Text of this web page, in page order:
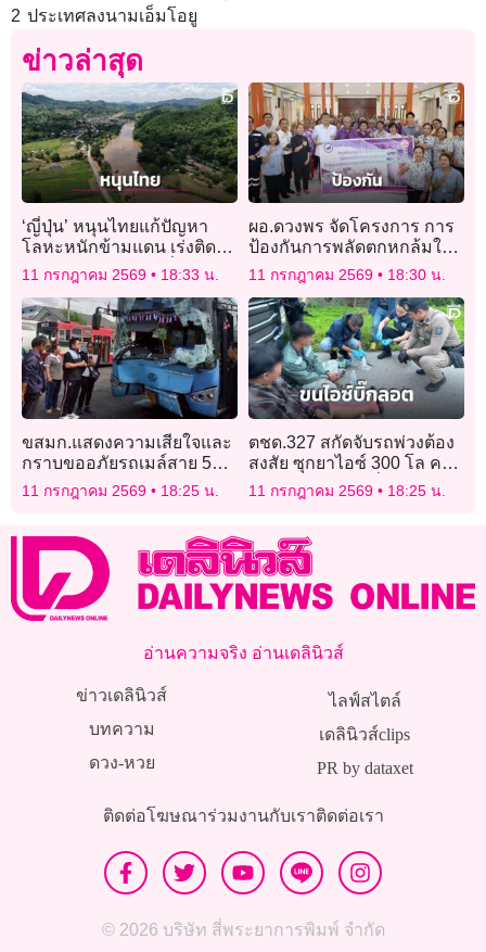
2 ประเทศลงนามเอ็มโอยู
ข่าวล่าสุด
‘ญี่ปุ่น’ หนุนไทยแก้ปัญหา
โลหะหนักข้ามแดน เร่งติดตั้ง
ระบบกำจัดสารหนูเพื่อความ
ปลอดภัยของประชาชน
11 กรกฎาคม 2569 18:33 น.
ผอ.ดวงพร จัดโครงการ การ
ป้องกันการพลัดตกหกล้มในผู้
สูงอายุและการดูแลผู้ป่วย
สะโพกหักแบบไร้รอยต่อ
11 กรกฎาคม 2569 18:30 น.
ขสมก.แสดงความเสียใจและ
กราบขออภัยรถเมล์สาย 514
(1-54) คันเร่งค้างชนต้นไม้
เจ็บ 10 ราย
11 กรกฎาคม 2569 18:25 น.
ตชด.327 สกัดจับรถพ่วงต้อง
สงสัย ซุกยาไอซ์ 300 โล คา
ช่องลับหลังเบาะที่เชียงราย
11 กรกฎาคม 2569 18:25 น.
อ่านความจริง อ่านเดลินิวส์
ข่าวเดลินิวส์
บทความ
ดวง-หวย
ไลฟ์สไตล์
เดลินิวส์clips
PR by dataxet
ติดต่อโฆษณาร่วมงานกับเราติดต่อเรา
© 2026 บริษัท สี่พระยาการพิมพ์ จำกัด